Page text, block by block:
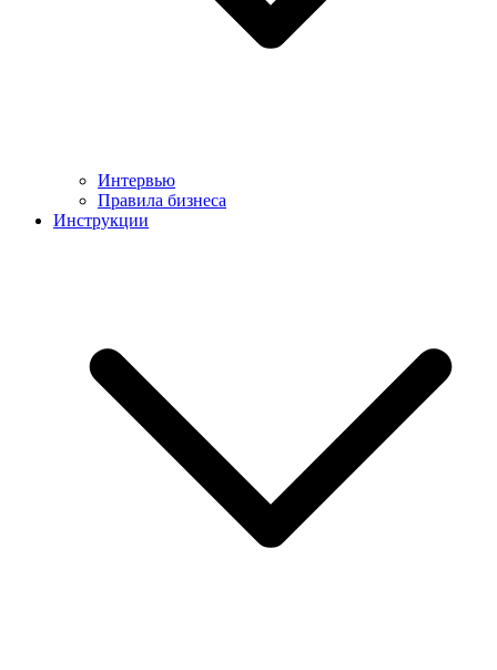
Интервью
Правила бизнеса
Инструкции